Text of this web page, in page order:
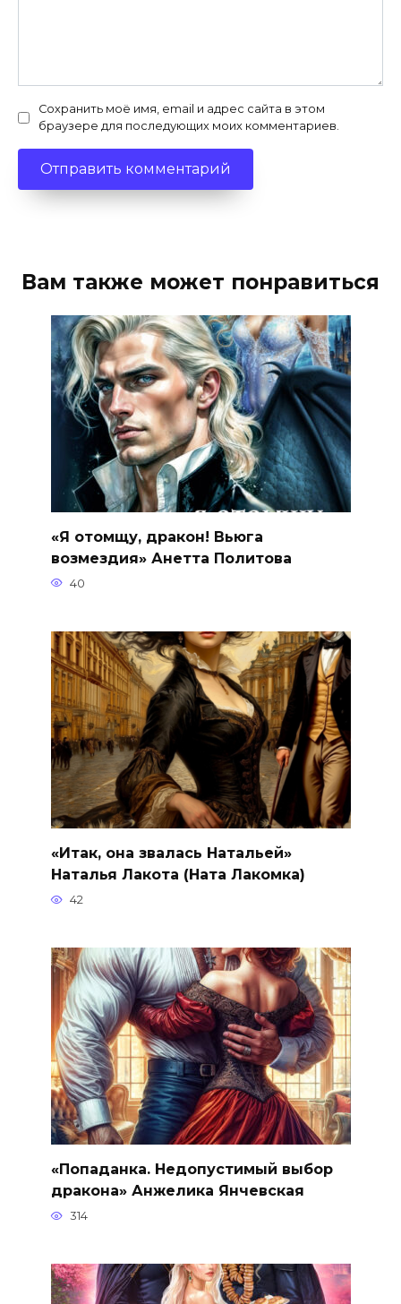
Сохранить моё имя, email и адрес сайта в этом
браузере для последующих моих комментариев.
Вам также может понравиться
«Я отомщу, дракон! Вьюга
возмездия» Анетта Политова
40
«Итак, она звалась Натальей»
Наталья Лакота (Ната Лакомка)
42
«Попаданка. Недопустимый выбор
дракона» Анжелика Янчевская
314